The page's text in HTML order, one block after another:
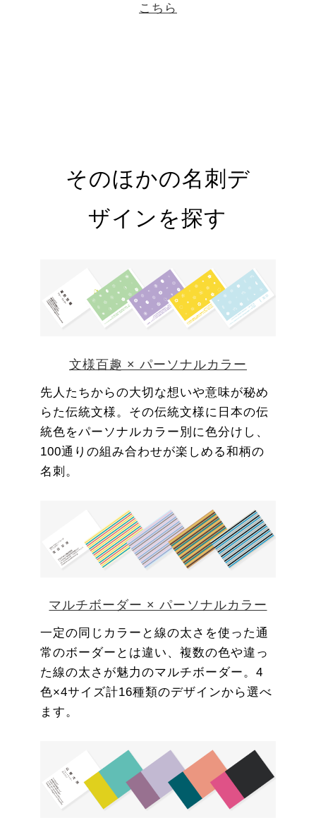
こちら
そのほかの名刺デ
ザインを探す
文様百趣 × パーソナルカラー
先人たちからの大切な想いや意味が秘め
らた伝統文様。その伝統文様に日本の伝
統色をパーソナルカラー別に色分けし、
100通りの組み合わせが楽しめる和柄の
名刺。
マルチボーダー × パーソナルカラー
一定の同じカラーと線の太さを使った通
常のボーダーとは違い、複数の色や違っ
た線の太さが魅力のマルチボーダー。4
色×4サイズ計16種類のデザインから選べ
ます。